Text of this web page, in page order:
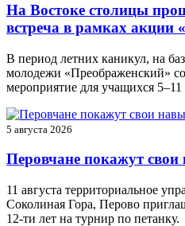
На Востоке столицы
встреча в рамках акции
В период летних каникул, на
молодежи «Преображенский»
мероприятие для учащихся 5–11
5 августа 2026
Перовчане покажут свои
11 августа территориальное
Соколиная Гора, Перово
12-ти лет на турнир по петанку.